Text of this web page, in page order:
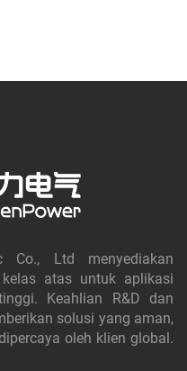
Co., Ltd menyediakan
atas untuk aplikasi
Keahlian R&D dan
solusi yang aman,
oleh klien global.